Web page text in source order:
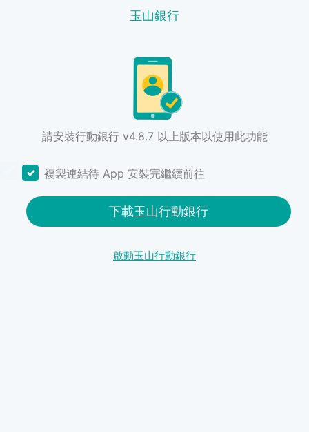
玉山銀行
請安裝行動銀行 v4.8.7 以上版本以使用此功能
複製連結待 App 安裝完繼續前往
下載玉山行動銀行
啟動玉山行動銀行